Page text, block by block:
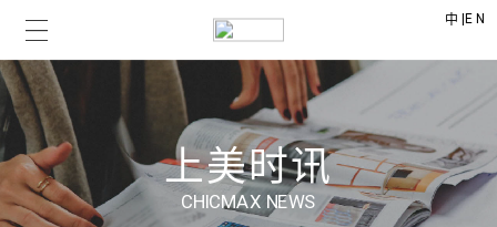
中 |EN
上美时讯
CHICMAX NEWS